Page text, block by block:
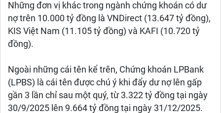
Những đơn vị khác trong ngành chứng khoán có dư
nợ trên 10.000 tỷ đồng là VNDirect (13.647 tỷ đồng),
KIS Việt Nam (11.105 tỷ đồng) và KAFI (10.720 tỷ
đồng).
Ngoài những cái tên kể trên, Chứng khoán LPBank
(LPBS) là cái tên được chú ý khi đẩy dư nợ lên gấp
gần 3 lần chỉ sau một quý, từ 3.322 tỷ đồng tại ngày
30/9/2025 lên 9.664 tỷ đồng tại ngày 31/12/2025.